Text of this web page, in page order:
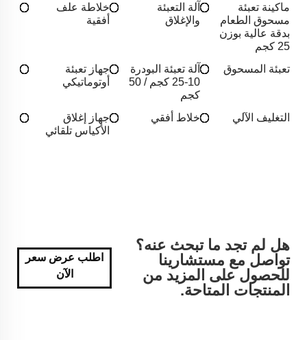
ماكينة تعبئة
مسحوق الطعام
بدقة عالية بوزن
25 كجم
آلة التعبئة
والإغلاق
خلاطة علف
أفقية
تعبئة المسحوق
آلة تعبئة البودرة
10-25 كجم / 50
كجم
جهاز تعبئة
أوتوماتيكي
التغليف الآلي خلاط أفقي
جهاز إغلاق
الأكياس تلقائي
هل لم تجد ما تبحث عنه؟
تواصل مع مستشارينا
للحصول على المزيد من
المنتجات المتاحة.
اطلب عرض سعر
الآن